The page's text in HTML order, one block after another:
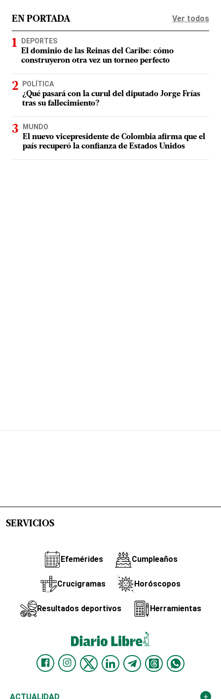
EN PORTADA Ver todos
DEPORTES
El dominio de las Reinas del Caribe: cómo
construyeron otra vez un torneo perfecto
POLÍTICA
¿Qué pasará con la curul del diputado Jorge Frías
tras su fallecimiento?
MUNDO
El nuevo vicepresidente de Colombia afirma que el
país recuperó la confianza de Estados Unidos
SERVICIOS
Efemérides Cumpleaños
Crucigramas Horóscopos
Resultados deportivos Herramientas
ACTUALIDAD